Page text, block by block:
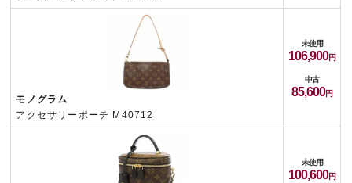
モノグラム
アクセサリーポーチ M40712
未使用
106,900
中古
85,600
未使用
100,600